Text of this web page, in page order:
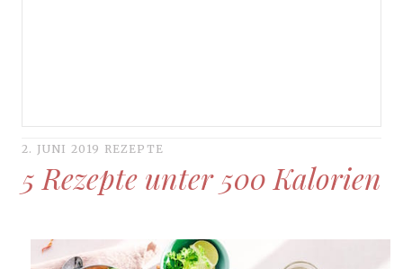
2. JUNI 2019 REZEPTE
5 Rezepte unter 500 Kalorien